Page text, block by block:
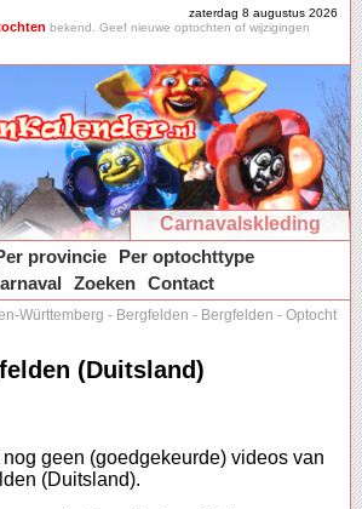
zaterdag 8 augustus 2026
bekend. Geef nieuwe optochten of wijzigingen
Carnavalskleding
provincie
Per optochttype
Zoeken Contact
Württemberg - Bergfelden - Bergfelden - Optocht
(Duitsland)
geen (goedgekeurde) videos van
(Duitsland).